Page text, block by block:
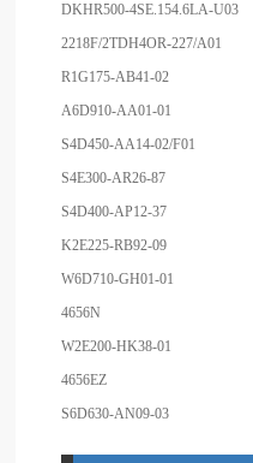
DKHR500-4SE.154.6LA-U03
2218F/2TDH4OR-227/A01
R1G175-AB41-02
A6D910-AA01-01
S4D450-AA14-02/F01
S4E300-AR26-87
S4D400-AP12-37
K2E225-RB92-09
W6D710-GH01-01
4656N
W2E200-HK38-01
4656EZ
S6D630-AN09-03